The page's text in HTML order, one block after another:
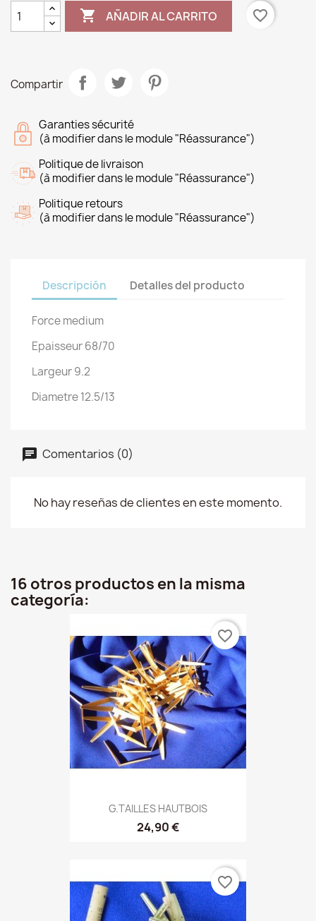
 AÑADIR AL CARRITO favorite_border
Compartir
Garanties sécurité
(à modifier dans le module "Réassurance")
Politique de livraison
(à modifier dans le module "Réassurance")
Politique retours
(à modifier dans le module "Réassurance")
Descripción Detalles del producto
Force medium
Epaisseur 68/70
Largeur 9.2
Diametre 12.5/13
Comentarios (0)
No hay reseñas de clientes en este momento.
16 otros productos en la misma
categoría:
G.TAILLES HAUTBOIS
24,90 €
favorite_border
favorite_border